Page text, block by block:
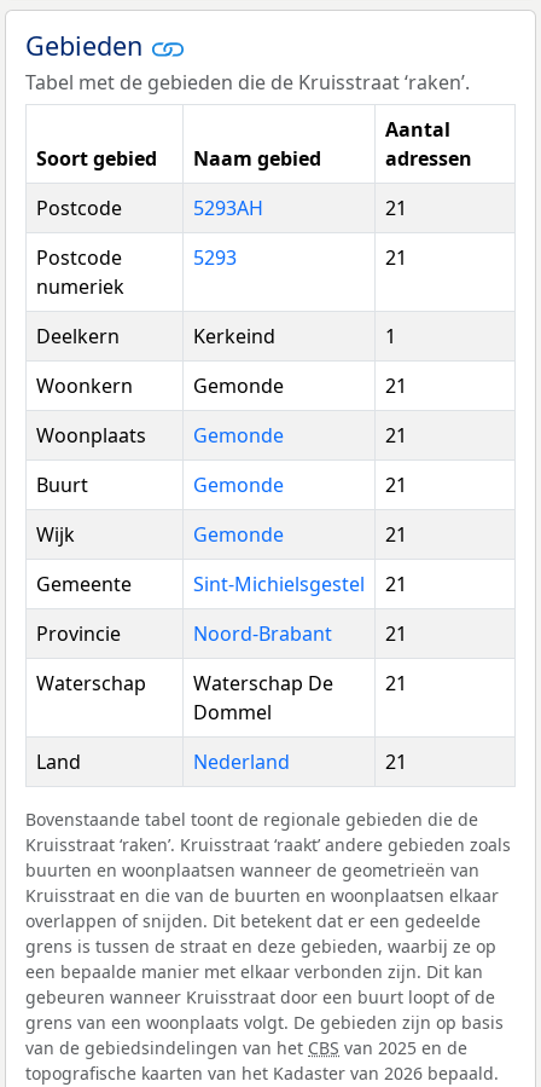
Gebieden
Tabel met de gebieden die de Kruisstraat ‘raken’.
Soort gebied Naam gebied
Aantal
adressen
Postcode
5293AH
21
Postcode
numeriek
5293 21
Deelkern Kerkeind
1
Woonkern
Gemonde
21
Woonplaats
Gemonde
21
Buurt
Gemonde
21
Wijk
Gemonde
21
Gemeente
Sint-Michielsgestel
21
Provincie
Noord-Brabant
21
Waterschap
Waterschap De
Dommel
21
Land Nederland 21
Bovenstaande tabel toont de regionale gebieden die de
Kruisstraat ‘raken’. Kruisstraat ‘raakt’ andere gebieden zoals
buurten en woonplaatsen wanneer de geometrieën van
Kruisstraat en die van de buurten en woonplaatsen elkaar
overlappen of snijden. Dit betekent dat er een gedeelde
grens is tussen de straat en deze gebieden, waarbij ze op
een bepaalde manier met elkaar verbonden zijn. Dit kan
gebeuren wanneer Kruisstraat door een buurt loopt of de
grens van een woonplaats volgt. De gebieden zijn op basis
van de gebiedsindelingen van het CBS van 2025 en de
topografische kaarten van het Kadaster van 2026 bepaald.